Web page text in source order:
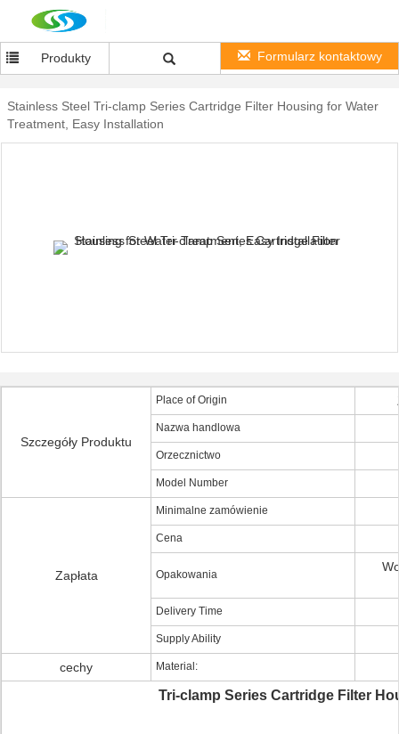
Produkty Formularz kontaktowy
Stainless Steel Tri-clamp Series Cartridge Filter Housing for Water
Treatment, Easy Installation
Szczegóły Produktu
Place of Origin
Nazwa handlowa
Orzecznictwo
Model Number
Zapłata
Minimalne zamówienie
Cena
Opakowania
Delivery Time
Supply Ability
cechy Material:
Tri-clamp Series Cartridge Filter